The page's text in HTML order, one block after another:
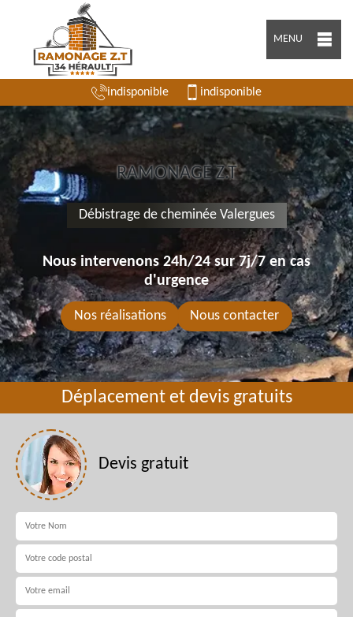
MENU
indisponible indisponible
RAMONAGE Z.T
Débistrage de cheminée Valergues
Nous intervenons 24h/24 sur 7j/7 en cas
d'urgence
Nos réalisations Nous contacter
Déplacement et devis gratuits
Devis gratuit